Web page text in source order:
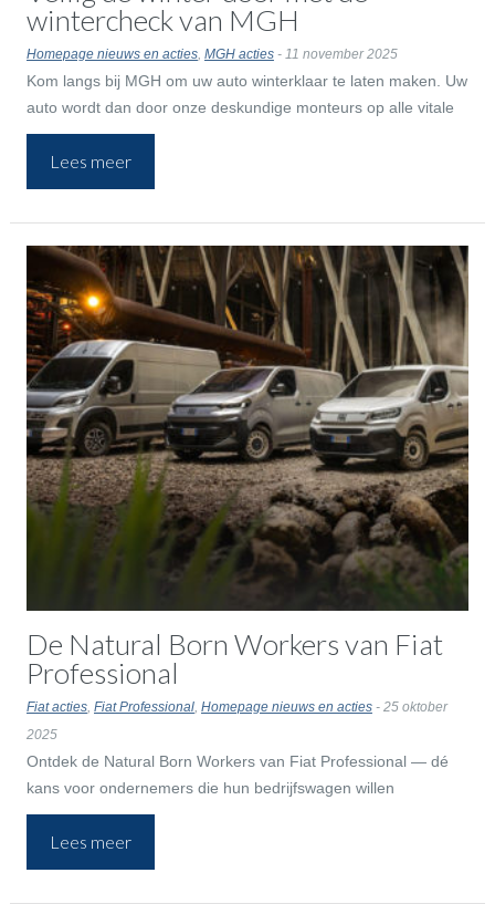
wintercheck van MGH
Homepage nieuws en acties, MGH acties- 11 november 2025
Kom langs bij MGH om uw auto winterklaar te laten maken. Uw
auto wordt dan door onze deskundige monteurs op alle vitale
punten gecontroleerd.
Lees meer
De Natural Born Workers van Fiat
Professional
Fiat acties, Fiat Professional, Homepage nieuws en acties- 25 oktober
2025
Ontdek de Natural Born Workers van Fiat Professional — dé
kans voor ondernemers die hun bedrijfswagen willen
upgraden. Profiteer van een aantrekkelijke 0% financiering en
tot wel € 7.500 extra inruilwaarde…
Lees meer